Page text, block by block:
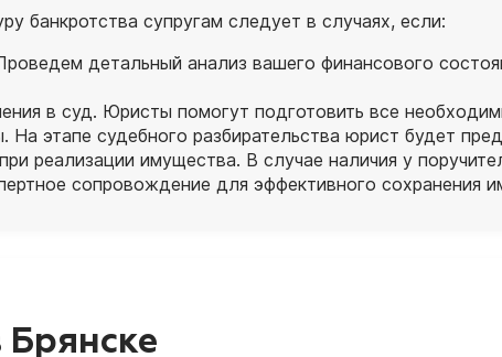
банкротства супругам следует в случаях, если:
детальный анализ вашего финансового
в суд. Юристы помогут подготовить все
этапе судебного разбирательства юрист будет
реализации имущества. В случае наличия у
сопровождение для эффективного сохранения